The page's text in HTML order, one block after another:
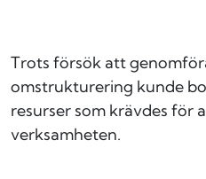
Trots försök att
omstrukturering kunde
resurser som krävdes för
verksamheten.